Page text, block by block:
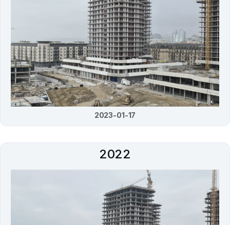
2023-01-17
2022